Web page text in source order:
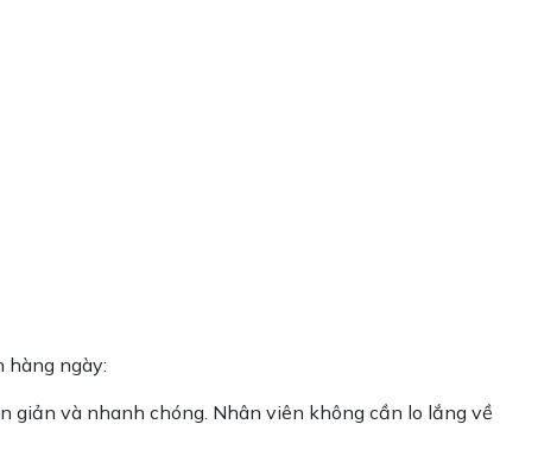
hàng ngày:
giản và nhanh chóng. Nhân viên không cần lo lắng về